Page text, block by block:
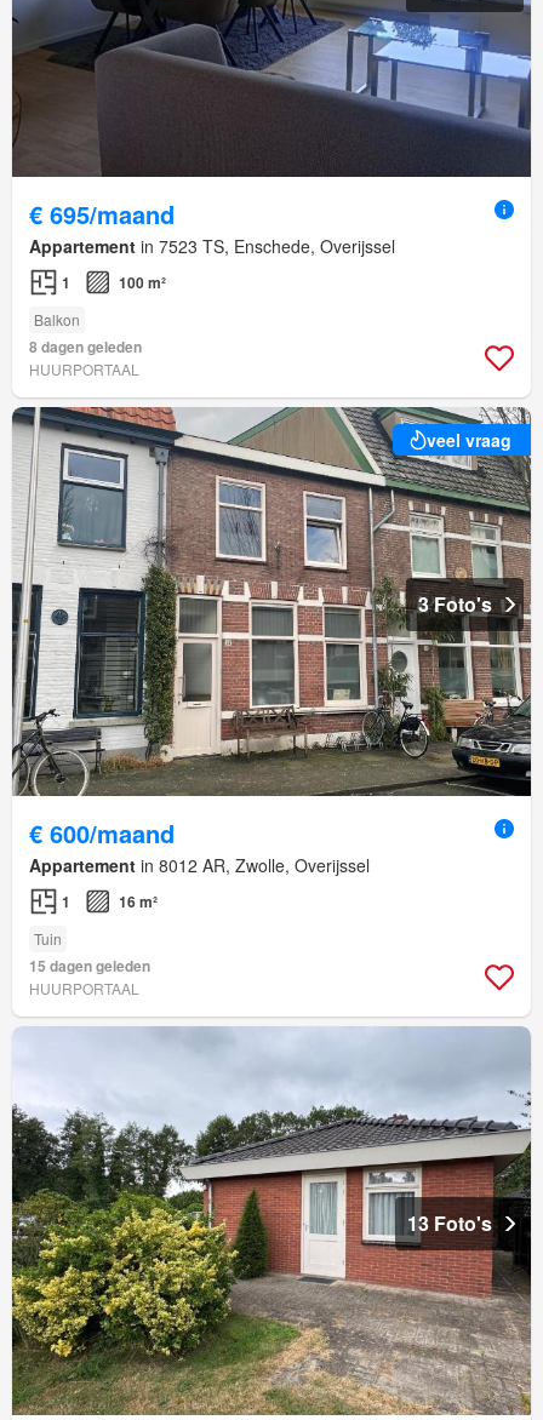
€ 695/maand
Appartement in 7523 TS, Enschede, Overijssel
1 100 m²
Balkon
8 dagen geleden
HUURPORTAAL
veel vraag
3 Foto's
€ 600/maand
Appartement in 8012 AR, Zwolle, Overijssel
1 16 m²
Tuin
15 dagen geleden
HUURPORTAAL
13 Foto's